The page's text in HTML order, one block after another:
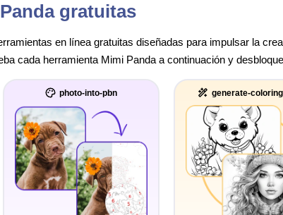
gratuitas
en línea gratuitas diseñadas para impulsar la
cada herramienta Mimi Panda a continuación y
photo-into-pbn generate-